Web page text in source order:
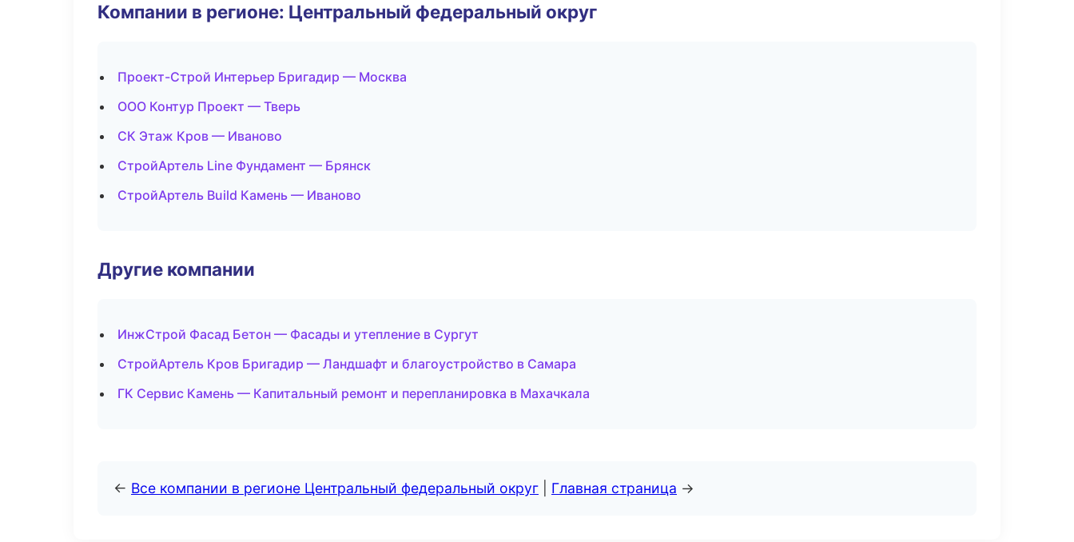
Компании в регионе: Центральный федеральный округ
Проект-Строй Интерьер Бригадир — Москва
ООО Контур Проект — Тверь
СК Этаж Кров — Иваново
СтройАртель Line Фундамент — Брянск
СтройАртель Build Камень — Иваново
Другие компании
ИнжСтрой Фасад Бетон — Фасады и утепление в Сургут
СтройАртель Кров Бригадир — Ландшафт и благоустройство в Самара
ГК Сервис Камень — Капитальный ремонт и перепланировка в Махачкала
← Все компании в регионе Центральный федеральный округ Главная страница →